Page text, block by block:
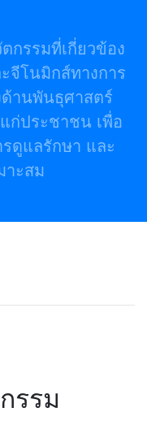
กรรมที่เกี่ยวข้อง
จีโนมิกส์ทางการ
านพันธุศาสตร์
ก่ประชาชน เพื่อ
ดูแลรักษา และ
าะสม
รรม